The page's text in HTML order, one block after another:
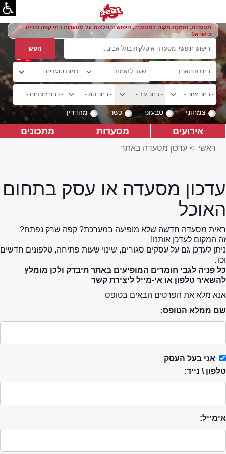
מסעדות, הזמנת מקום במסעדה, חיפוש והמלצות על מסעדות בתי קפה וברים
בישראל
צמחוני טבעוני כשר מהדרין
אירועים מסעדות מתכונים
ראשי > עדכון מסעדה באתר
עדכון מסעדה או עסק בתחום
האוכל
ראית מסעדה חדשה שלא מופיעה במערכת? קפה שרק נפתח?
זה המקום לעדכן אותנו!
ניתן לעדכן גם על עסקים סגורים, שינוי שעות פתיחה, טלפונים חדשים
וכו'.
כל פניה לגבי חומרים המופיעים באתר תיבדק ולכן מומלץ
להשאיר טלפון או אי-מייל ליצירת קשר
אנא מלא את הפרטים הבאים בטופס
שם ממלא הטופס:
אני בעל העסק
טלפון \ נייד:
אימייל: